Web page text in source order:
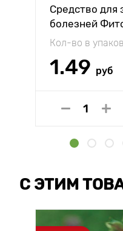
Средство для
болезней
Кол-во в
1.49 руб
С ЭТИМ